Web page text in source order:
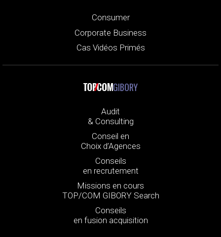
Consumer
Corporate Business
Cas Vidéos Primés
GIBORY
Audit
& Consulting
Conseil en
Choix d’Agences
Conseils
en recrutement
Missions en cours
TOP/COM GIBORY Search
Conseils
en fusion acquisition